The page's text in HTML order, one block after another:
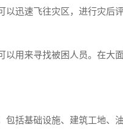
以迅速飞往灾区，进行灾后
以用来寻找被困人员。在大
括基础设施、建筑工地、油